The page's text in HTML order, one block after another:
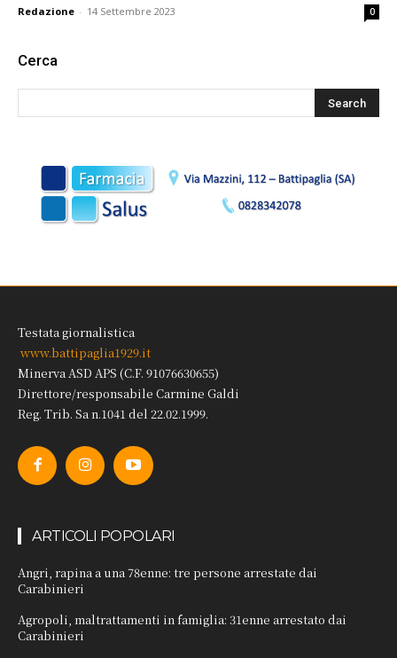
Redazione - 14 Settembre 2023 0
Cerca
Testata giornalistica
www.battipaglia1929.it
Minerva ASD APS (C.F. 91076630655)
Direttore/responsabile Carmine Galdi
Reg. Trib. Sa n.1041 del 22.02.1999.
ARTICOLI POPOLARI
Angri, rapina a una 78enne: tre persone arrestate dai
Carabinieri
Agropoli, maltrattamenti in famiglia: 31enne arrestato dai
Carabinieri